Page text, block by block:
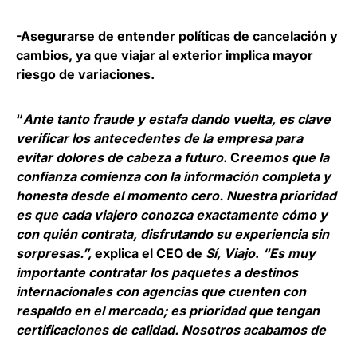
-Asegurarse de entender políticas de cancelación y
cambios, ya que viajar al exterior implica mayor
riesgo de variaciones.
“Ante tanto fraude y estafa dando vuelta, es clave
verificar los antecedentes de la empresa para
evitar dolores de cabeza a futuro. Creemos que la
confianza comienza con la información completa y
honesta desde el momento cero. Nuestra prioridad
es que cada viajero conozca exactamente cómo y
con quién contrata, disfrutando su experiencia sin
sorpresas.”, explica el CEO de Sí, Viajo. “Es muy
importante contratar los paquetes a destinos
internacionales con agencias que cuenten con
respaldo en el mercado; es prioridad que tengan
certificaciones de calidad. Nosotros acabamos de